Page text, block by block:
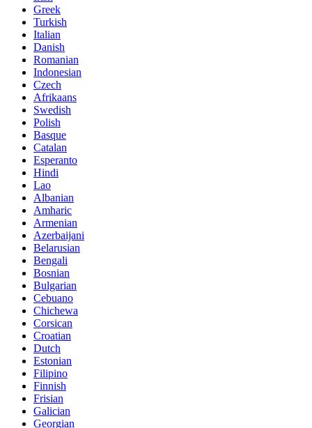
Greek
Turkish
Italian
Danish
Romanian
Indonesian
Czech
Afrikaans
Swedish
Polish
Basque
Catalan
Esperanto
Hindi
Lao
Albanian
Amharic
Armenian
Azerbaijani
Belarusian
Bengali
Bosnian
Bulgarian
Cebuano
Chichewa
Corsican
Croatian
Dutch
Estonian
Filipino
Finnish
Frisian
Galician
Georgian